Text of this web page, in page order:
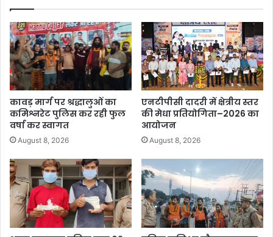
कावड़ मार्ग पर श्रद्धालुओं का
कमिश्नरेट पुलिस कर रही फुल
वर्षा कर स्वागत
August 8, 2026
एनटीपीसी दादरी में क्षेत्रीय स्तर
की मेधा प्रतियोगिता–2026 का
आयोजन
August 8, 2026